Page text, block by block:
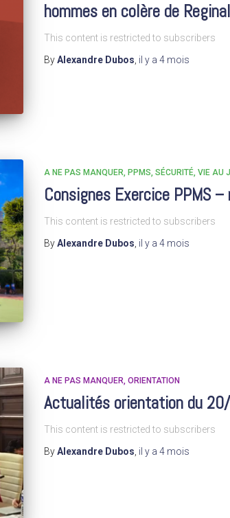
hommes en colère de
This content is restricted to subscribers
ByAlexandre Dubos il y a 4 mois
A NE PAS MANQUER PPMS SÉCURITÉ VIE AU
Consignes Exercice PPMS
This content is restricted to subscribers
ByAlexandre Dubos, il y a 4 mois
A NE PAS MANQUER ORIENTATION
Actualités orientation du
This content is restricted to subscribers
ByAlexandre Dubos il y a 4 mois